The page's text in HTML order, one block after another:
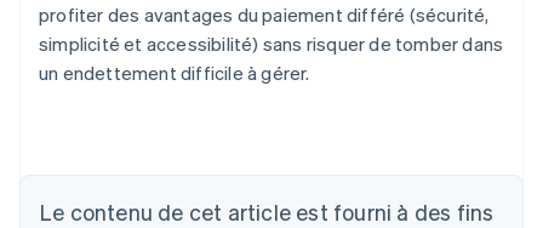
profiter des avantages du paiement différé (sécurité,
simplicité et accessibilité) sans risquer de tomber dans
un endettement difficile à gérer.
Le contenu de cet article est fourni à des fins
DeutschEnglish